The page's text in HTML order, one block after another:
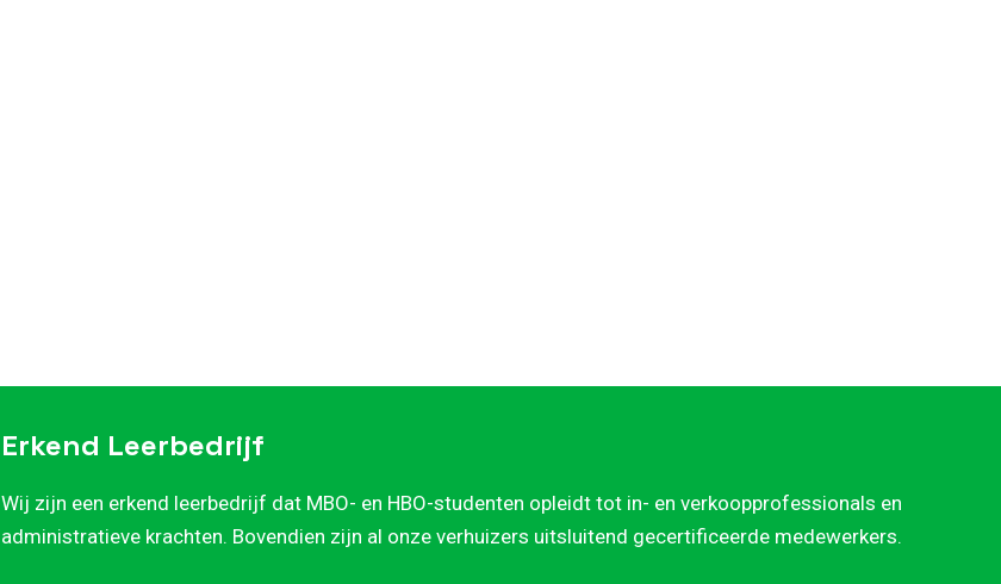
Erkend Leerbedrijf
Wij zijn een erkend leerbedrijf dat MBO- en HBO-studenten opleidt tot in- en verkoopprofessionals en
administratieve krachten. Bovendien zijn al onze verhuizers uitsluitend gecertificeerde medewerkers.